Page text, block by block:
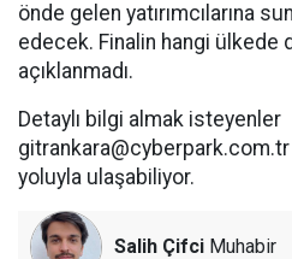
önde gelen yatırımcılarına
edecek. Finalin hangi ülkede
açıklanmadı.
Detaylı bilgi almak isteyenler
gitrankara@cyberpark.com.tr
yoluyla ulaşabiliyor.
Salih Çifci Muhabir